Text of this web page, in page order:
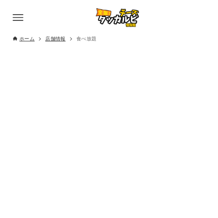
ホーム 店舗情報 食べ放題